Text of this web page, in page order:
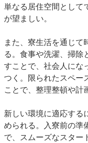
単なる居住空間として
が望ましい。
また、寮生活を通じて
る。食事や洗濯、掃除
すことで、社会人にな
つく。限られたスペー
ことで、整理整頓や計
新しい環境に適応する
められる。入寮前の準
で、スムーズなスター